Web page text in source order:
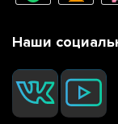
Наши